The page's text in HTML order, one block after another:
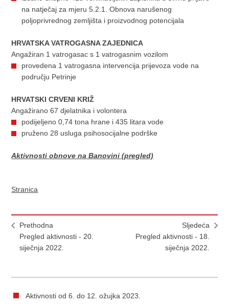
na natječaj za mjeru 5.2.1. Obnova narušenog
poljoprivrednog zemljišta i proizvodnog potencijala
HRVATSKA VATROGASNA ZAJEDNICA
Angažiran 1 vatrogasac s 1 vatrogasnim vozilom
provedena 1 vatrogasna intervencija prijevoza vode na
području Petrinje
HRVATSKI CRVENI KRIŽ
Angažirano 67 djelatnika i volontera
podijeljeno 0,74 tona hrane i 435 litara vode
pruženo 28 usluga psihosocijalne podrške
Aktivnosti obnove na Banovini (pregled)
Stranica
Prethodna
Pregled aktivnosti - 20.
siječnja 2022.
Sljedeća
Pregled aktivnosti - 18.
siječnja 2022.
Aktivnosti od 6. do 12. ožujka 2023.